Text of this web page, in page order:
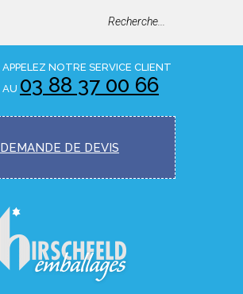
APPELEZ NOTRE SERVICE CLIENT
AU 03 88 37 00 66
DEMANDE DE DEVIS